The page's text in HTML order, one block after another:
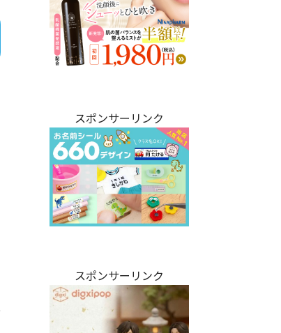
スポンサーリンク
スポンサーリンク